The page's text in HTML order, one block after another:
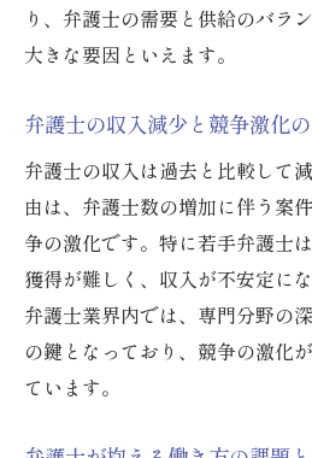
り、弁護士の需要と供給のバラ
大きな要因といえます。
弁護士の収入減少と競争激化
弁護士の収入は過去と比較して
由は、弁護士数の増加に伴う案
争の激化です。特に若手弁護士
獲得が難しく、収入が不安定に
弁護士業界内では、専門分野の
の鍵となっており、競争の激化
ています。